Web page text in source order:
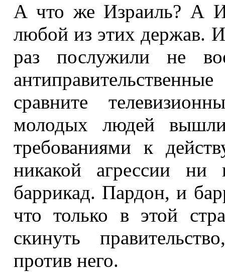
А что же Израиль? А
любой из этих держав. И
раз послужили не
сравните
молодых людей
требованиями к
никакой агрессии
баррикад. Пардон, и
что только в этой
скинуть
против него.